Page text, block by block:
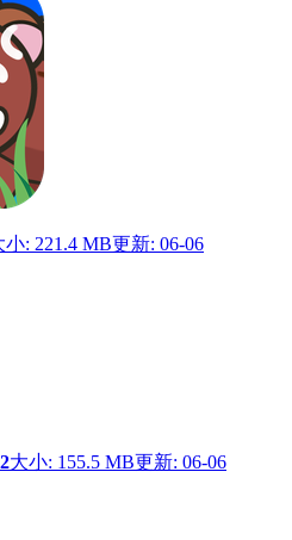
小: 221.4 MB更新: 06-06
大小: 155.5 MB更新: 06-06